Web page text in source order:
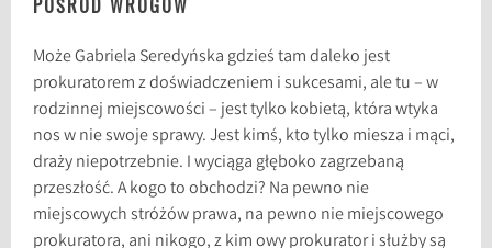
POŚRÓD WROGÓW
Może Gabriela Seredyńska gdzieś tam daleko jest
prokuratorem z doświadczeniem i sukcesami, ale tu – w
rodzinnej miejscowości – jest tylko kobietą, która wtyka
nos w nie swoje sprawy. Jest kimś, kto tylko miesza i mąci,
draży niepotrzebnie. I wyciąga głęboko zagrzebaną
przeszłość. A kogo to obchodzi? Na pewno nie
miejscowych stróżów prawa, na pewno nie miejscowego
prokuratora, ani nikogo, z kim owy prokurator i służby są